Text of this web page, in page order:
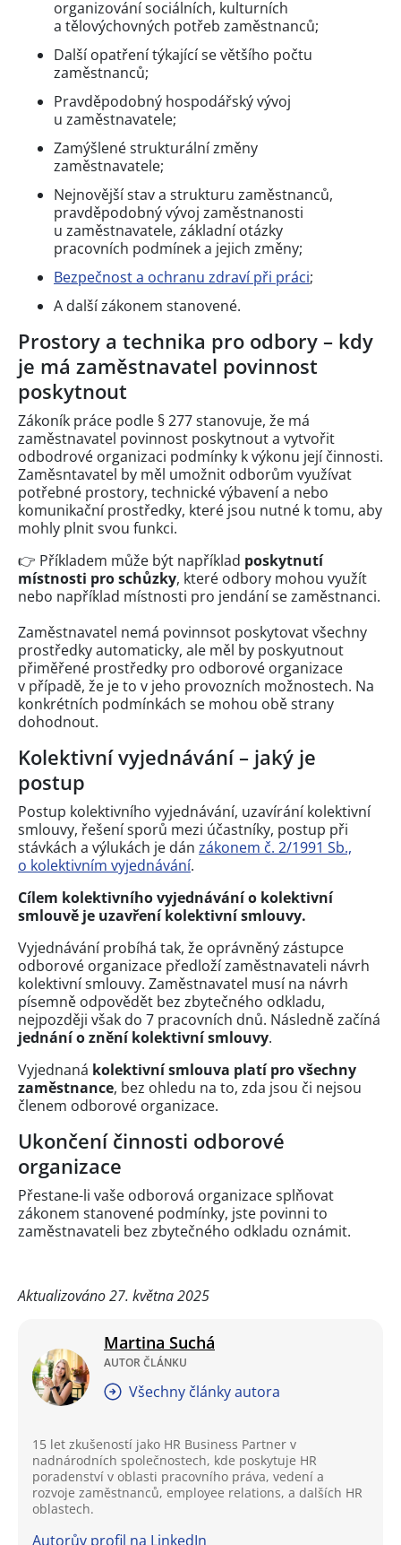
organizování sociálních, kulturních
a tělovýchovných potřeb zaměstnanců;
Další opatření týkající se většího počtu
zaměstnanců;
Pravděpodobný hospodářský vývoj
u zaměstnavatele;
Zamýšlené strukturální změny
zaměstnavatele;
Nejnovější stav a strukturu zaměstnanců,
pravděpodobný vývoj zaměstnanosti
u zaměstnavatele, základní otázky
pracovních podmínek a jejich změny;
Bezpečnost a ochranu zdraví při práci;
A další zákonem stanovené.
Prostory a technika pro odbory – kdy
je má zaměstnavatel povinnost
poskytnout
Zákoník práce podle § 277 stanovuje, že má
zaměstnavatel povinnost poskytnout a vytvořit
odbodrové organizaci podmínky k výkonu její činnosti.
Zaměsntavatel by měl umožnit odborům využívat
potřebné prostory, technické výbavení a nebo
komunikační prostředky, které jsou nutné k tomu, aby
mohly plnit svou funkci.
👉 Příkladem může být například poskytnutí
místnosti pro schůzky, které odbory mohou využít
nebo například místnosti pro jendání se zaměstnanci.
Zaměstnavatel nemá povinnsot poskytovat všechny
prostředky automaticky, ale měl by poskyutnout
přiměřené prostředky pro odborové organizace
v případě, že je to v jeho provozních možnostech. Na
konkrétních podmínkách se mohou obě strany
dohodnout.
Kolektivní vyjednávání – jaký je
postup
Postup kolektivního vyjednávání, uzavírání kolektivní
smlouvy, řešení sporů mezi účastníky, postup při
stávkách a výlukách je dán zákonem č. 2/1991 Sb.,
o kolektivním vyjednávání.
Cílem kolektivního vyjednávání o kolektivní
smlouvě je uzavření kolektivní smlouvy.
Vyjednávání probíhá tak, že oprávněný zástupce
odborové organizace předloží zaměstnavateli návrh
kolektivní smlouvy. Zaměstnavatel musí na návrh
písemně odpovědět bez zbytečného odkladu,
nejpozději však do 7 pracovních dnů. Následně začíná
jednání o znění kolektivní smlouvy.
Vyjednaná kolektivní smlouva platí pro všechny
zaměstnance, bez ohledu na to, zda jsou či nejsou
členem odborové organizace.
Ukončení činnosti odborové
organizace
Přestane-li vaše odborová organizace splňovat
zákonem stanovené podmínky, jste povinni to
zaměstnavateli bez zbytečného odkladu oznámit.
Aktualizováno 27. května 2025
Martina Suchá
AUTOR ČLÁNKU
Všechny články autora
15 let zkušeností jako HR Business Partner v
nadnárodních společnostech, kde poskytuje HR
poradenství v oblasti pracovního práva, vedení a
rozvoje zaměstnanců, employee relations, a dalších HR
oblastech.
Autorův profil na LinkedIn